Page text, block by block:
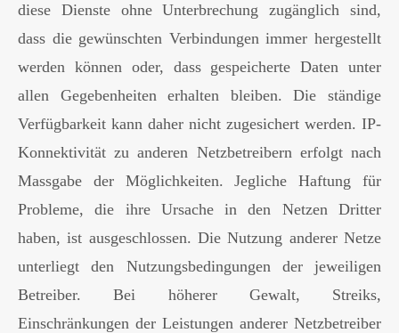
diese Dienste ohne Unterbrechung zugänglich sind,
dass die gewünschten Verbindungen immer hergestellt
werden können oder, dass gespeicherte Daten unter
allen Gegebenheiten erhalten bleiben. Die ständige
Verfügbarkeit kann daher nicht zugesichert werden. IP-
Konnektivität zu anderen Netzbetreibern erfolgt nach
Massgabe der Möglichkeiten. Jegliche Haftung für
Probleme, die ihre Ursache in den Netzen Dritter
haben, ist ausgeschlossen. Die Nutzung anderer Netze
unterliegt den Nutzungsbedingungen der jeweiligen
Betreiber. Bei höherer Gewalt, Streiks,
Einschränkungen der Leistungen anderer Netzbetreiber